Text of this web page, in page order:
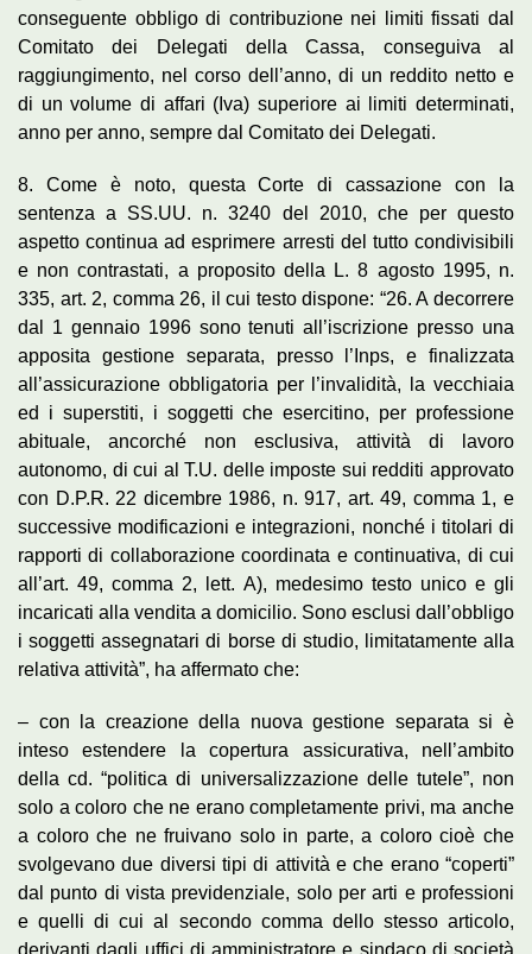
conseguente obbligo di contribuzione nei limiti fissati dal
Comitato dei Delegati della Cassa, conseguiva al
raggiungimento, nel corso dell’anno, di un reddito netto e
di un volume di affari (Iva) superiore ai limiti determinati,
anno per anno, sempre dal Comitato dei Delegati.
8. Come è noto, questa Corte di cassazione con la
sentenza a SS.UU. n. 3240 del 2010, che per questo
aspetto continua ad esprimere arresti del tutto condivisibili
e non contrastati, a proposito della L. 8 agosto 1995, n.
335, art. 2, comma 26, il cui testo dispone: “26. A decorrere
dal 1 gennaio 1996 sono tenuti all’iscrizione presso una
apposita gestione separata, presso l’Inps, e finalizzata
all’assicurazione obbligatoria per l’invalidità, la vecchiaia
ed i superstiti, i soggetti che esercitino, per professione
abituale, ancorché non esclusiva, attività di lavoro
autonomo, di cui al T.U. delle imposte sui redditi approvato
con D.P.R. 22 dicembre 1986, n. 917, art. 49, comma 1, e
successive modificazioni e integrazioni, nonché i titolari di
rapporti di collaborazione coordinata e continuativa, di cui
all’art. 49, comma 2, lett. A), medesimo testo unico e gli
incaricati alla vendita a domicilio. Sono esclusi dall’obbligo
i soggetti assegnatari di borse di studio, limitatamente alla
relativa attività”, ha affermato che:
– con la creazione della nuova gestione separata si è
inteso estendere la copertura assicurativa, nell’ambito
della cd. “politica di universalizzazione delle tutele”, non
solo a coloro che ne erano completamente privi, ma anche
a coloro che ne fruivano solo in parte, a coloro cioè che
svolgevano due diversi tipi di attività e che erano “coperti”
dal punto di vista previdenziale, solo per arti e professioni
e quelli di cui al secondo comma dello stesso articolo,
derivanti dagli uffici di amministratore e sindaco di società